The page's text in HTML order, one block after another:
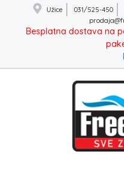
Užice 031/525-450
Besplatna dostava na